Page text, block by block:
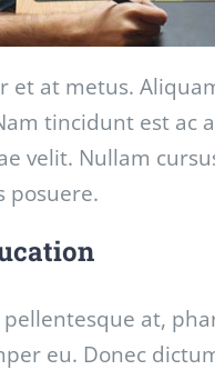
et at metus.
tincidunt est ac
velit. Nullam
posuere.
at,
eu. Donec